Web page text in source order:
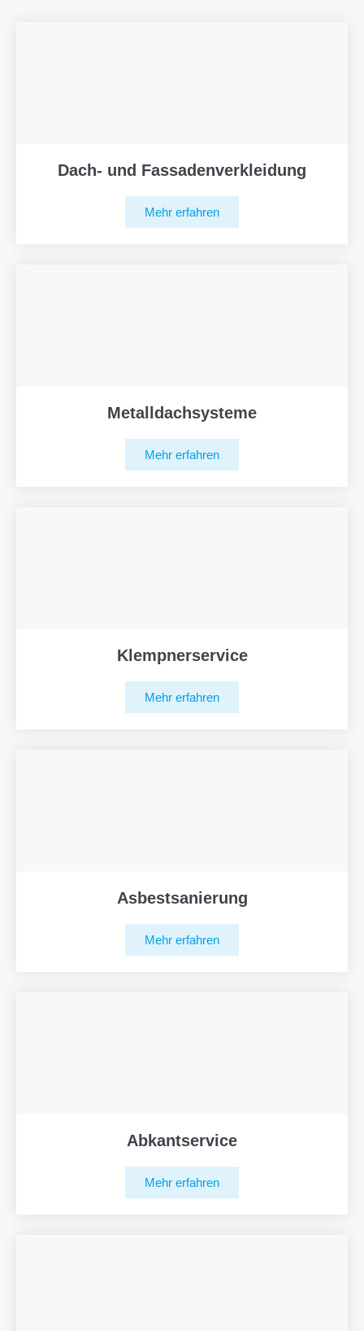
Dach- und Fassadenverkleidung
Mehr erfahren
Metalldachsysteme
Mehr erfahren
Klempnerservice
Mehr erfahren
Asbestsanierung
Mehr erfahren
Abkantservice
Mehr erfahren